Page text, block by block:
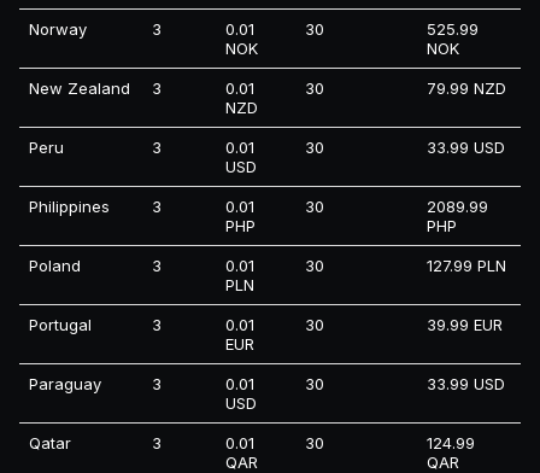
Norway 3
0.01
NOK
30
525.99
NOK
New Zealand 3
0.01
NZD
30 79.99 NZD
Peru 3
0.01
USD
30 33.99 USD
Philippines 3
0.01
PHP
30
2089.99
PHP
Poland 3
0.01
PLN
30 127.99 PLN
Portugal 3
0.01
EUR
30 39.99 EUR
Paraguay 3
0.01
USD
30 33.99 USD
Qatar 3
0.01
QAR
30
124.99
QAR